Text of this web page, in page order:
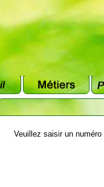
Veuillez saisir un